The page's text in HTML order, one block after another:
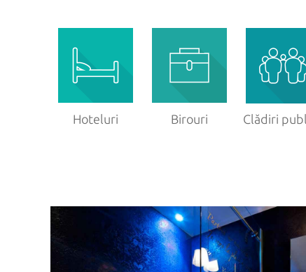
Hoteluri Birouri Clădiri